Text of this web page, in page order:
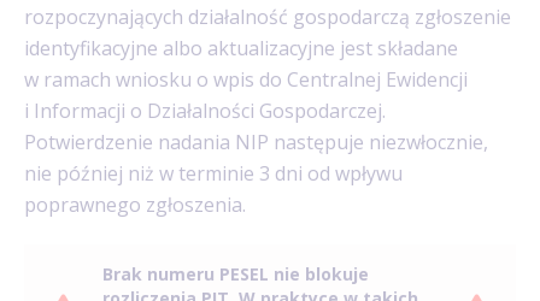
rozpoczynających działalność gospodarczą zgłoszenie
identyfikacyjne albo aktualizacyjne jest składane
w ramach wniosku o wpis do Centralnej Ewidencji
i Informacji o Działalności Gospodarczej.
Potwierdzenie nadania NIP następuje niezwłocznie,
nie później niż w terminie 3 dni od wpływu
poprawnego zgłoszenia.
Brak numeru PESEL nie blokuje